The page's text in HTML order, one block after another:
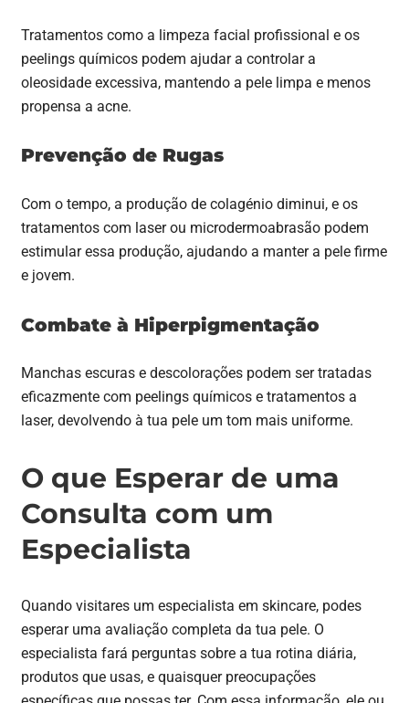
Tratamentos como a limpeza facial profissional e os
peelings químicos podem ajudar a controlar a
oleosidade excessiva, mantendo a pele limpa e menos
propensa a acne.
Prevenção de Rugas
Com o tempo, a produção de colagénio diminui, e os
tratamentos com laser ou microdermoabrasão podem
estimular essa produção, ajudando a manter a pele firme
e jovem.
Combate à Hiperpigmentação
Manchas escuras e descolorações podem ser tratadas
eficazmente com peelings químicos e tratamentos a
laser, devolvendo à tua pele um tom mais uniforme.
O que Esperar de uma
Consulta com um
Especialista
Quando visitares um especialista em skincare, podes
esperar uma avaliação completa da tua pele. O
especialista fará perguntas sobre a tua rotina diária,
produtos que usas, e quaisquer preocupações